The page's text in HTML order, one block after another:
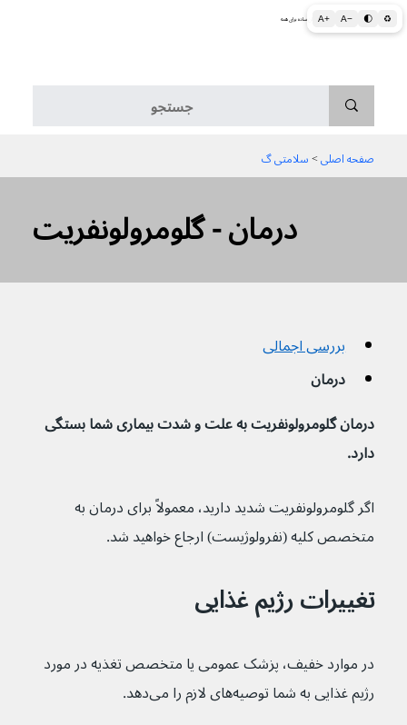
A+ A− 🌓 ♻ اطلاعات پزشکی و بهداشتی به زبان ساده برای همه
صفحه اصلی > سلامتی گ
درمان - گلومرولونفریت
بررسی اجمالی
درمان
درمان گلومرولونفریت به علت و شدت بیماری شما بستگی
دارد.
اگر گلومرولونفریت شدید دارید، معمولاً برای درمان به
متخصص کلیه (نفرولوژیست) ارجاع خواهید شد.
تغییرات رژیم غذایی
در موارد خفیف، پزشک عمومی یا متخصص تغذیه در مورد
رژیم غذایی به شما توصیه‌های لازم را می‌دهد.